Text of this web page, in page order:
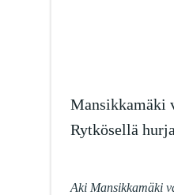
Mansikkamäki
Rytkösellä
Aki Mansikkamäki